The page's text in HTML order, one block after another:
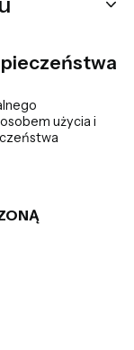
użycia i